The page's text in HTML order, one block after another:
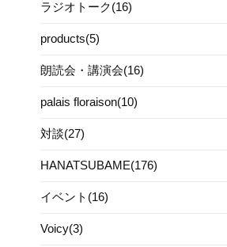
ラジオトーク(16)
products(5)
朗読会・講演会(16)
palais floraison(10)
対談(27)
HANATSUBAME(176)
イベント(16)
Voicy(3)